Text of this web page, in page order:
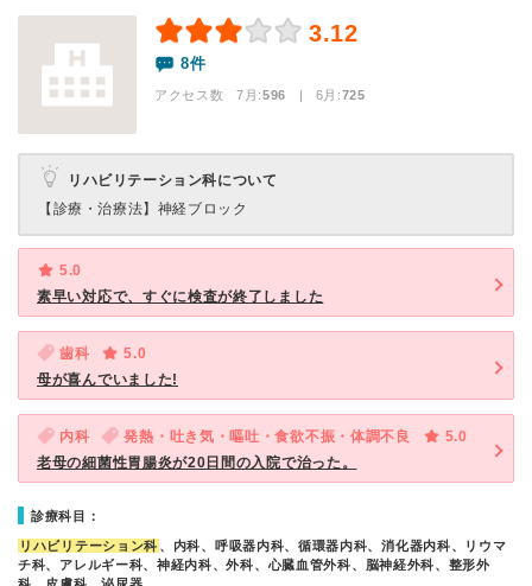
3.12
8件
アクセス数 7月:596 | 6月:725
リハビリテーション科について
【診療・治療法】 神経ブロック
5.0
素早い対応で、すぐに検査が終了しました
歯科
5.0
母が喜んでいました!
内科 発熱・吐き気・嘔吐・食欲不振・体調不良
5.0
老母の細菌性胃腸炎が20日間の入院で治った。
診療科目：
リハビリテーション科 、内科、呼吸器内科、循環器内科、消化器内科、リウマ
チ科、アレルギー科、神経内科、外科、心臓血管外科、脳神経外科、整形外